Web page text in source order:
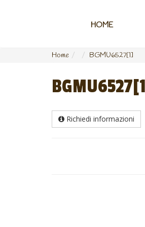
HOME
Home BGMU6527[1]
Richiedi informazioni